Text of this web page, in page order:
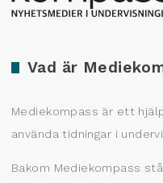
Vad är
Mediekompass är ett
använda tidningar i
Bakom Mediekompass